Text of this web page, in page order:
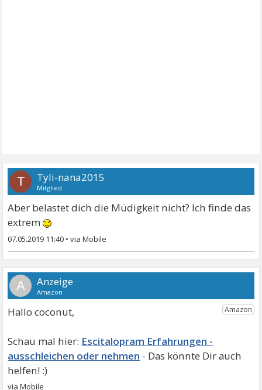
T Tyli-nana2015
Mitglied
Aber belastet dich die Müdigkeit nicht? Ich finde das
extrem
07.05.2019 11:40 •
A
Hallo coconut,
Escitalopram Erfahrungen -
ausschleichen oder nehmen